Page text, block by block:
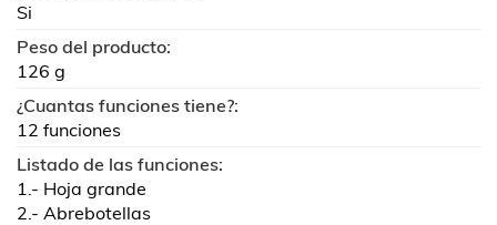
Si
Peso del producto:
126 g
¿Cuantas funciones tiene?:
12 funciones
Listado de las funciones:
1.- Hoja grande
2.- Abrebotellas